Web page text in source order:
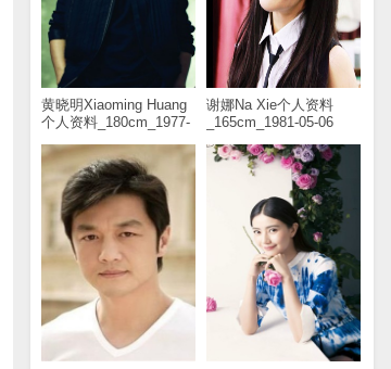
黄晓明Xiaoming Huang
个人资料_180cm_1977-
谢娜Na Xie个人资料
_165cm_1981-05-06